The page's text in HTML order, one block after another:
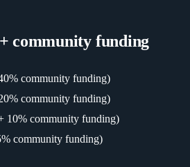
community funding
community funding)
community funding)
10% community funding)
community funding)